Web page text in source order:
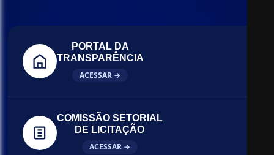
PORTAL DA
TRANSPARÊNCIA
ACESSAR →
COMISSÃO SETORIAL
DE LICITAÇÃO
ACESSAR →